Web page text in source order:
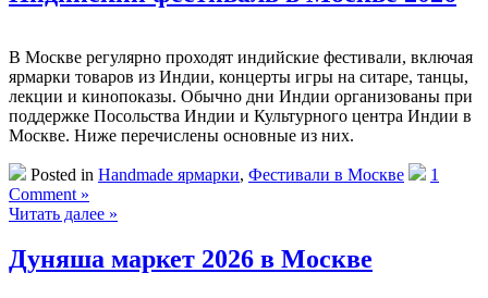
В Москве регулярно проходят индийские фестивали, включая
ярмарки товаров из Индии, концерты игры на ситаре, танцы,
лекции и кинопоказы. Обычно дни Индии организованы при
поддержке Посольства Индии и Культурного центра Индии в
Москве. Ниже перечислены основные из них.
Posted in Handmade ярмарки, Фестивали в Москве
1
Comment »
Читать далее »
Дуняша маркет 2026 в Москве